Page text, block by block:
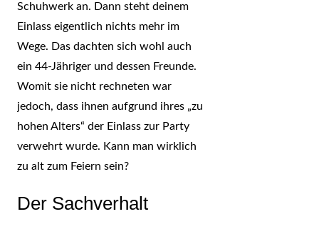
Schuhwerk an. Dann steht deinem
Einlass eigentlich nichts mehr im
Wege. Das dachten sich wohl auch
ein 44-Jähriger und dessen Freunde.
Womit sie nicht rechneten war
jedoch, dass ihnen aufgrund ihres „zu
hohen Alters“ der Einlass zur Party
verwehrt wurde. Kann man wirklich
zu alt zum Feiern sein?
Der Sachverhalt